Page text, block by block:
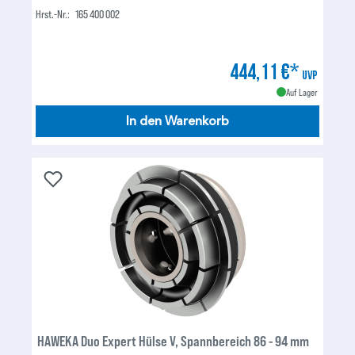
Hrst.-Nr.: 165 400 002
444,11 €* UVP
Auf Lager
In den Warenkorb
HAWEKA Duo Expert Hülse V, Spannbereich 86 - 94 mm